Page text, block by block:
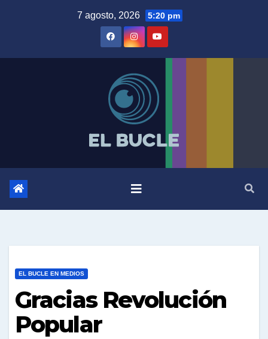
7 agosto, 2026 5:20 pm
EL BUCLE EN MEDIOS
Gracias Revolución
Popular